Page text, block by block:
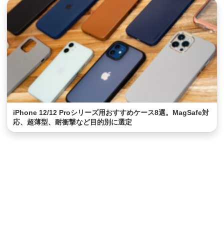
iPhone 12/12 Proシリーズ用おすすめケース8選。MagSafe対
応、超薄型、耐衝撃など目的別に選定